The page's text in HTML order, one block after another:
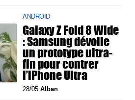
ANDROID
Galaxy Z Fold 8 Wide
: Samsung dévoile
un prototype ultra-
fin pour contrer
l’iPhone Ultra
28/05Alban